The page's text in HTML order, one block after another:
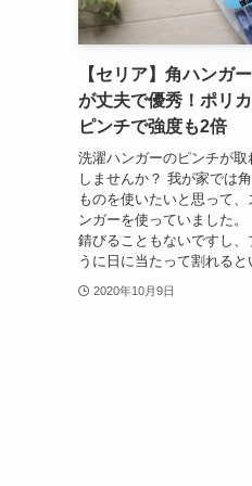
【セリア】角ハンガ
が丈夫で優秀！ポリ
ピンチで強度も2倍
洗濯ハンガーのピンチが取
しませんか？ 我が家では
ものを使いたいと思って
ンガーを使っていました
錆びることもないですし、
うに日に当たって割れると
2020年10月9日